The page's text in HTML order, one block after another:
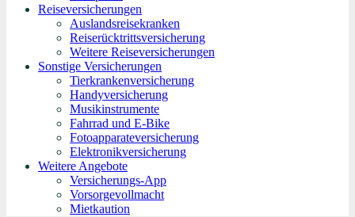
Reiseversicherungen
Auslandsreisekranken
Reiserücktrittsversicherung
Weitere Reiseversicherungen
Sonstige Versicherungen
Tierkrankenversicherung
Handyversicherung
Musikinstrumente
Fahrrad und E-Bike
Fotoapparateversicherung
Elektronikversicherung
Weitere Angebote
Versicherungs-App
Vorsorgevollmacht
Mietkaution